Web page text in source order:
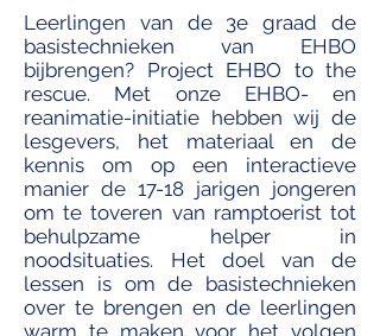
Leerlingen van de 3e graad de
basistechnieken van EHBO
bijbrengen? Project EHBO to the
rescue. Met onze EHBO- en
reanimatie-initiatie hebben wij de
lesgevers, het materiaal en de
kennis om op een interactieve
manier de 17-18 jarigen jongeren
om te toveren van ramptoerist tot
behulpzame helper in
noodsituaties. Het doel van de
lessen is om de basistechnieken
over te brengen en de leerlingen
warm te maken voor het volgen